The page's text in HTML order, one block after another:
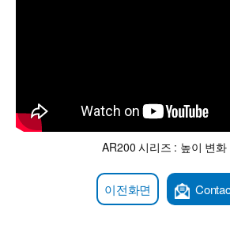
AR200 시리즈 : 높이 변화
이전화면